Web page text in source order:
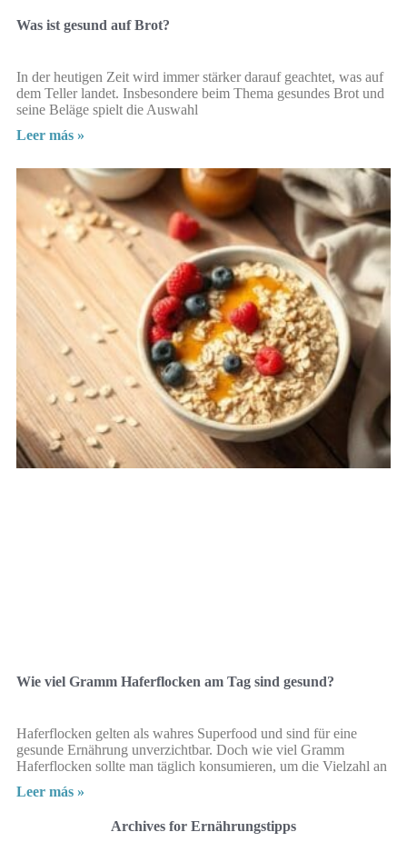
Was ist gesund auf Brot?
In der heutigen Zeit wird immer stärker darauf geachtet, was auf
dem Teller landet. Insbesondere beim Thema gesundes Brot und
seine Beläge spielt die Auswahl
Leer más »
Wie viel Gramm Haferflocken am Tag sind gesund?
Haferflocken gelten als wahres Superfood und sind für eine
gesunde Ernährung unverzichtbar. Doch wie viel Gramm
Haferflocken sollte man täglich konsumieren, um die Vielzahl an
Leer más »
Archives for Ernährungstipps